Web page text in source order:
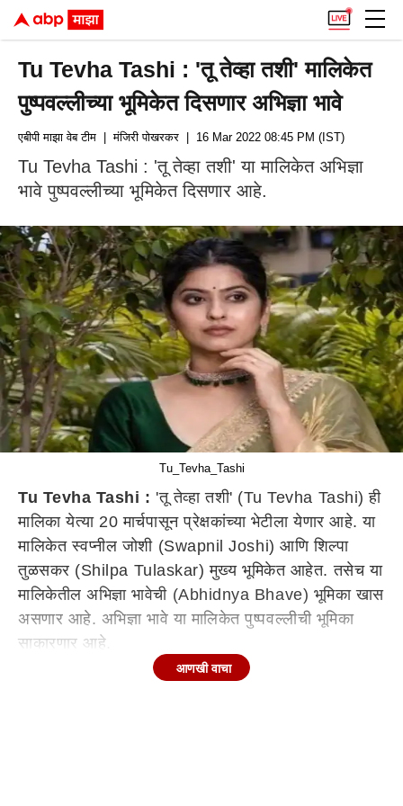
Tu Tevha Tashi : 'तू तेव्हा तशी' मालिकेत
पुष्पवल्लीच्या भूमिकेत दिसणार अभिज्ञा भावे
एबीपी माझा वेब टीम | मंजिरी पोखरकर | 16 Mar 2022 08:45 PM (IST)
Tu Tevha Tashi : 'तू तेव्हा तशी' या मालिकेत अभिज्ञा
भावे पुष्पवल्लीच्या भूमिकेत दिसणार आहे.
Tu_Tevha_Tashi
Tu Tevha Tashi : 'तू तेव्हा तशी' (Tu Tevha Tashi) ही
मालिका येत्या 20 मार्चपासून प्रेक्षकांच्या भेटीला येणार आहे. या
मालिकेत स्वप्नील जोशी (Swapnil Joshi) आणि शिल्पा
तुळसकर (Shilpa Tulaskar) मुख्य भूमिकेत आहेत. तसेच या
मालिकेतील अभिज्ञा भावेची (Abhidnya Bhave) भूमिका खास
असणार आहे. अभिज्ञा भावे या मालिकेत पुष्पवल्लीची भूमिका
साकारणार आहे.
अभिज्ञा भावे तिच्या भूमिकेबद्दल म्हणाली,"प्रेक्षकांनी मला आजवर
आणखी वाचा